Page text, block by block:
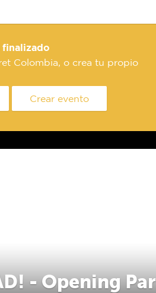
finalizado
Colombia, o crea tu propio
Crear evento
- Opening